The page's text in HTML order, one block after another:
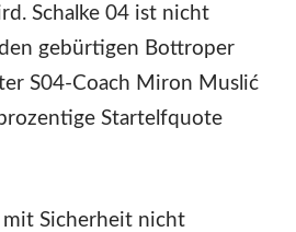
Schalke 04 ist nicht
gebürtigen Bottroper
S04-Coach Miron Muslić
Startelfquote
mit Sicherheit nicht